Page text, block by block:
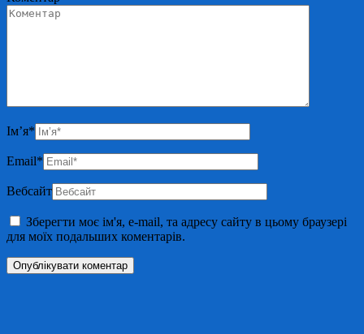
Ім’я*
Email*
Вебсайт
Зберегти моє ім'я, e-mail, та адресу сайту в цьому браузері
для моїх подальших коментарів.